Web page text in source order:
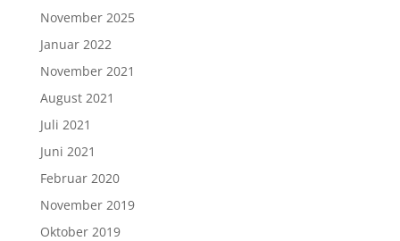
November 2025
Januar 2022
November 2021
August 2021
Juli 2021
Juni 2021
Februar 2020
November 2019
Oktober 2019